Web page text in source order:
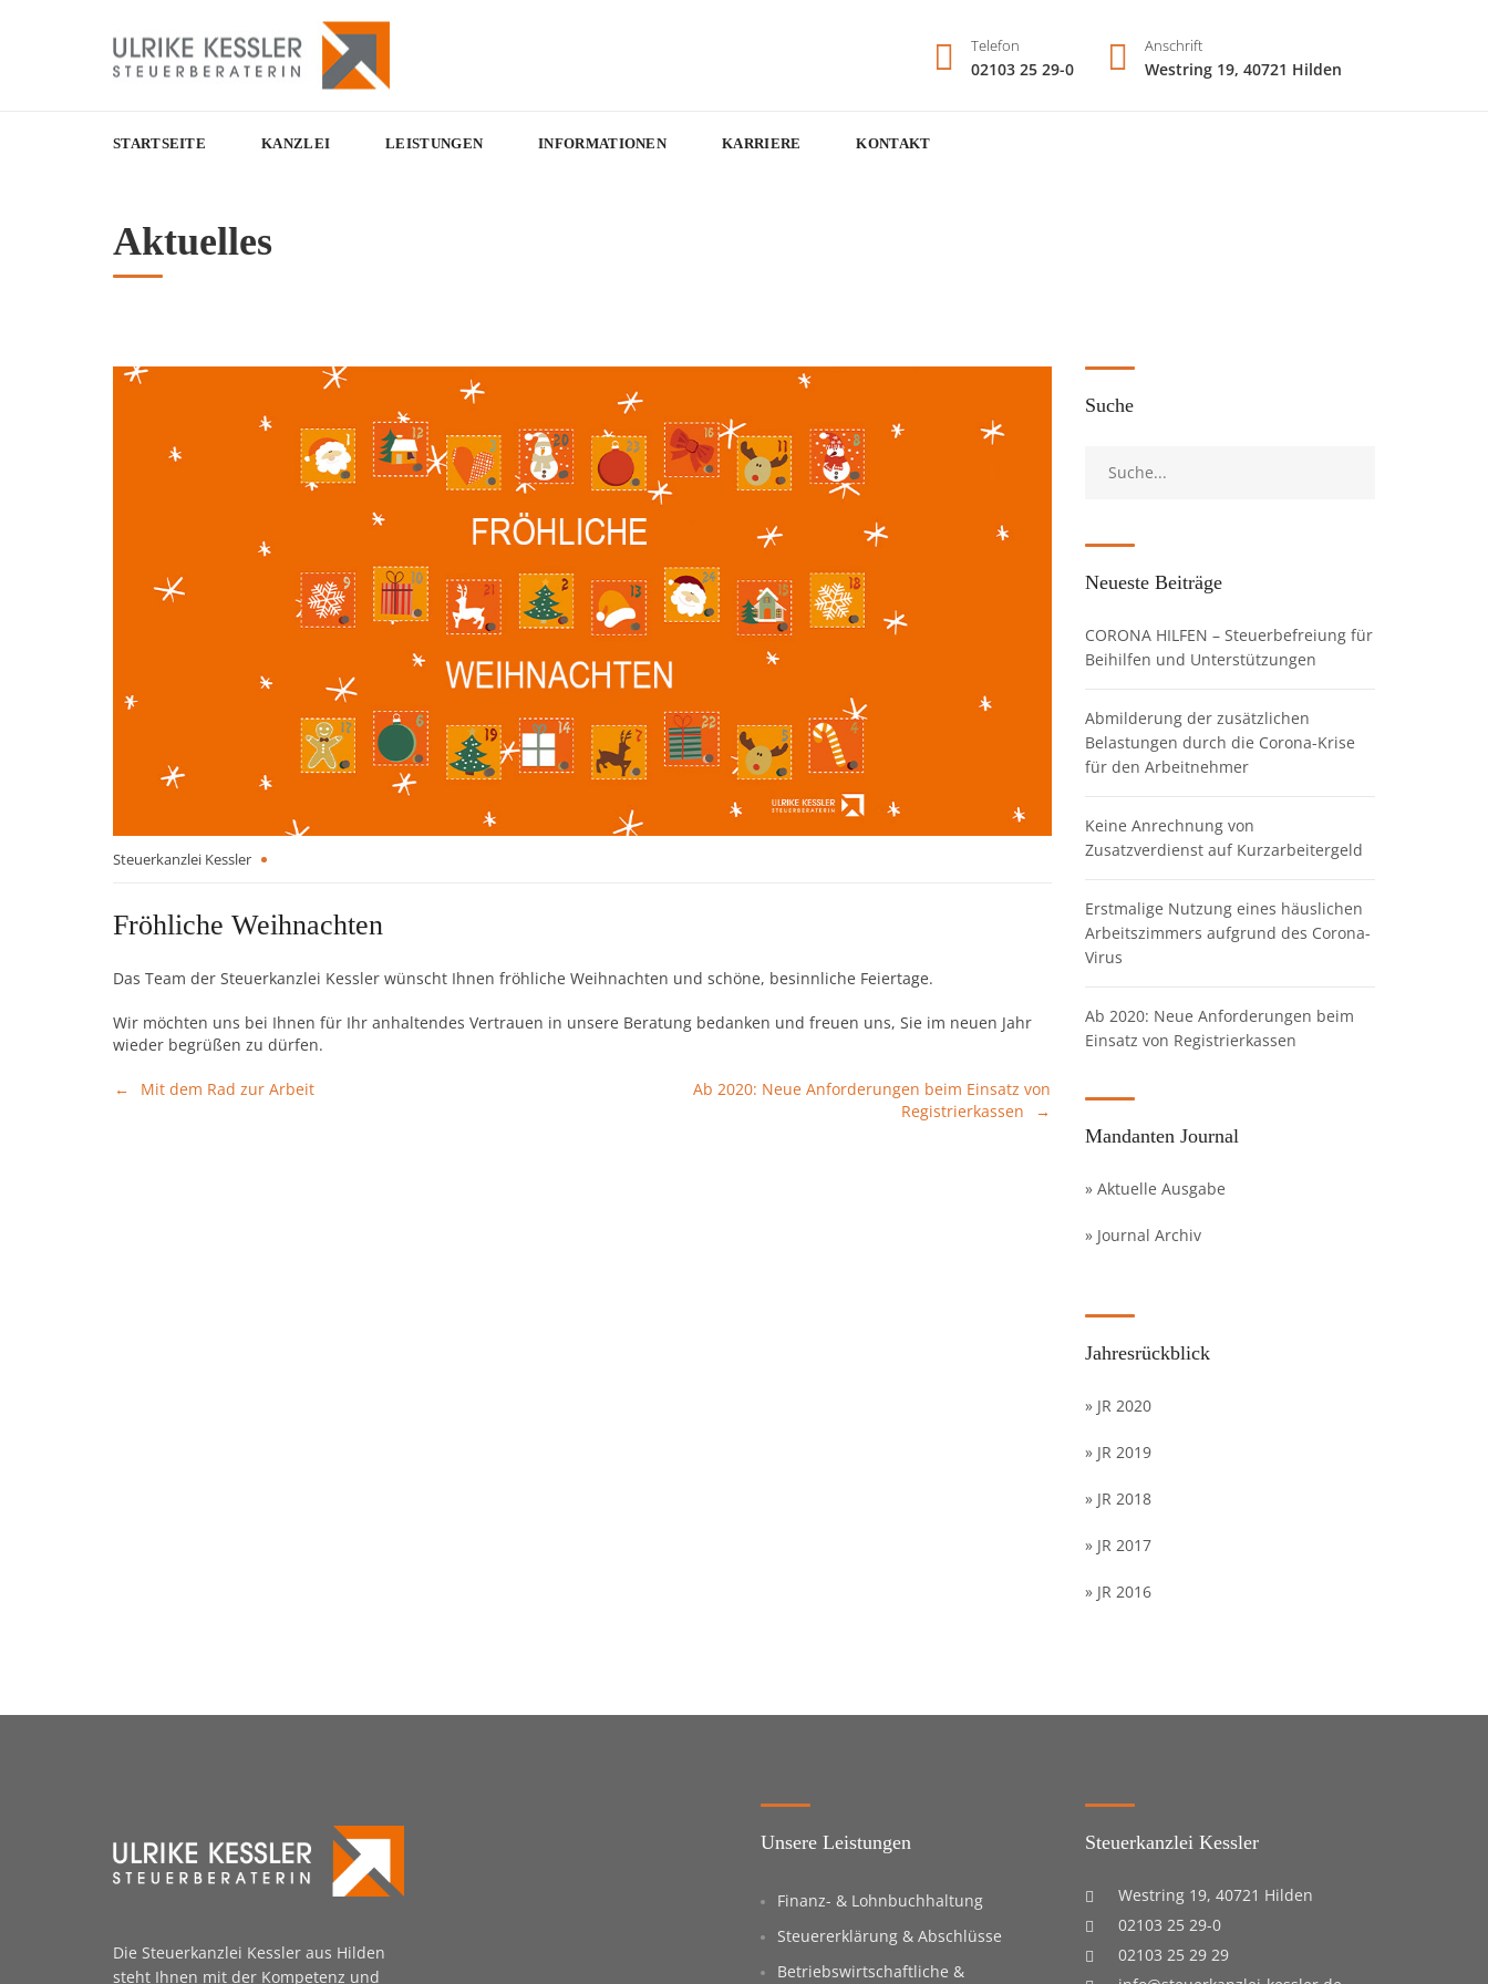
Telefon
02103 25 29-0
Anschrift
Westring 19, 40721 Hilden
STARTSEITE KANZLEI LEISTUNGEN INFORMATIONEN KARRIERE KONTAKT
Aktuelles
Steuerkanzlei Kessler
Fröhliche Weihnachten
Das Team der Steuerkanzlei Kessler wünscht Ihnen fröhliche Weihnachten und schöne, besinnliche Feiertage.
Wir möchten uns bei Ihnen für Ihr anhaltendes Vertrauen in unsere Beratung bedanken und freuen uns, Sie im neuen Jahr
wieder begrüßen zu dürfen.
Beitragsnavigation
Mit dem Rad zur Arbeit
Ab 2020: Neue Anforderungen beim Einsatz von
Registrierkassen
Suche
Neueste Beiträge
CORONA HILFEN – Steuerbefreiung für
Beihilfen und Unterstützungen
Abmilderung der zusätzlichen
Belastungen durch die Corona-Krise
für den Arbeitnehmer
Keine Anrechnung von
Zusatzverdienst auf Kurzarbeitergeld
Erstmalige Nutzung eines häuslichen
Arbeitszimmers aufgrund des Corona-
Virus
Ab 2020: Neue Anforderungen beim
Einsatz von Registrierkassen
Mandanten Journal
» Aktuelle Ausgabe
» Journal Archiv
Jahresrückblick
» JR 2020
» JR 2019
» JR 2018
» JR 2017
» JR 2016
Die Steuerkanzlei Kessler aus Hilden
steht Ihnen mit der Kompetenz und
Unsere Leistungen
Finanz- & Lohnbuchhaltung
Steuererklärung & Abschlüsse
Betriebswirtschaftliche &
Steuerkanzlei Kessler
Westring 19, 40721 Hilden
02103 25 29-0
02103 25 29 29